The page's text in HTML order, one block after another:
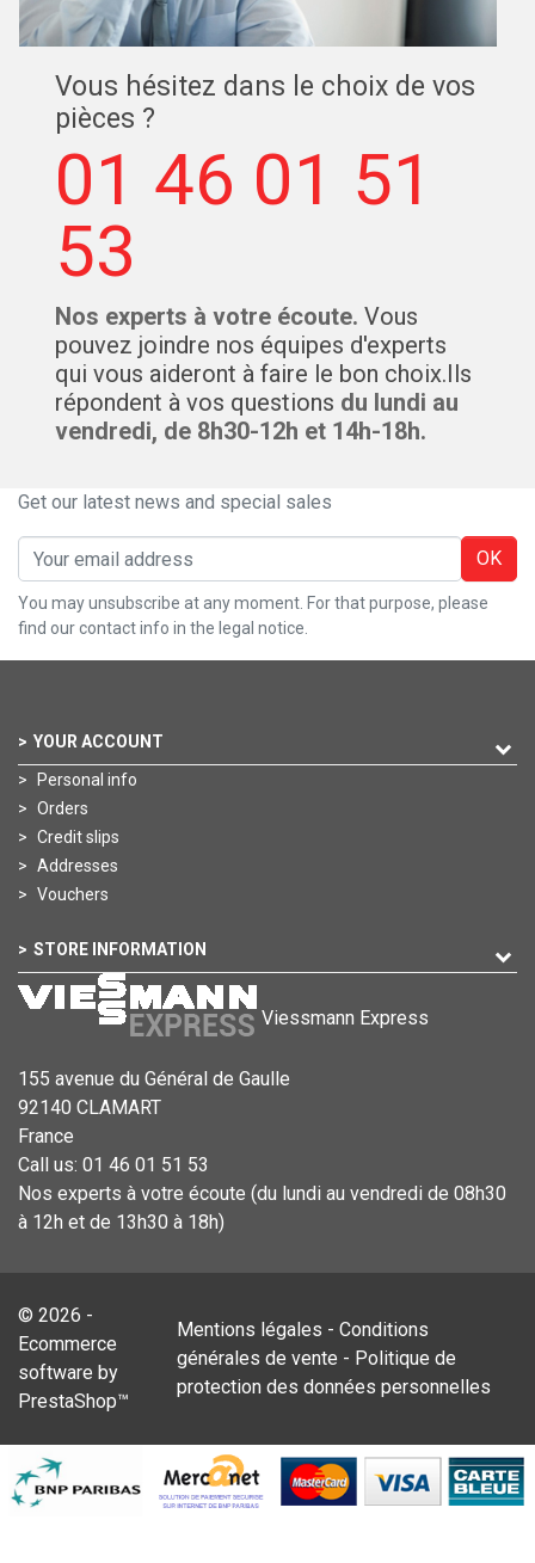
Vous hésitez dans le choix de vos
pièces ?
01 46 01 51
53
Nos experts à votre écoute. Vous
pouvez joindre nos équipes d'experts
qui vous aideront à faire le bon choix.Ils
répondent à vos questions du lundi au
vendredi, de 8h30-12h et 14h-18h.
Get our latest news and special sales
OK
You may unsubscribe at any moment. For that purpose, please
find our contact info in the legal notice.
YOUR ACCOUNT
Personal info
Orders
Credit slips
Addresses
Vouchers
STORE INFORMATION
Viessmann Express
155 avenue du Général de Gaulle
92140 CLAMART
France
Call us: 01 46 01 51 53
Nos experts à votre écoute (du lundi au vendredi de 08h30
à 12h et de 13h30 à 18h)
© 2026 -
Ecommerce
software by
PrestaShop™
Mentions légales -Conditions
générales de vente - Politique de
protection des données personnelles